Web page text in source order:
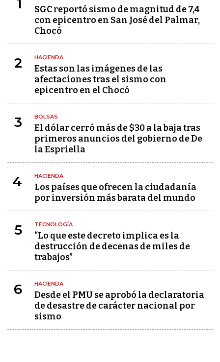
1
SGC reportó sismo de magnitud de 7,4
con epicentro en San José del Palmar,
Chocó
2 HACIENDA
Estas son las imágenes de las
afectaciones tras el sismo con
epicentro en el Chocó
3 BOLSAS
El dólar cerró más de $30 a la baja tras
primeros anuncios del gobierno de De
la Espriella
4 HACIENDA
Los países que ofrecen la ciudadanía
por inversión más barata del mundo
5 TECNOLOGÍA
“Lo que este decreto implica es la
destrucción de decenas de miles de
trabajos”
6 HACIENDA
Desde el PMU se aprobó la declaratoria
de desastre de carácter nacional por
sismo